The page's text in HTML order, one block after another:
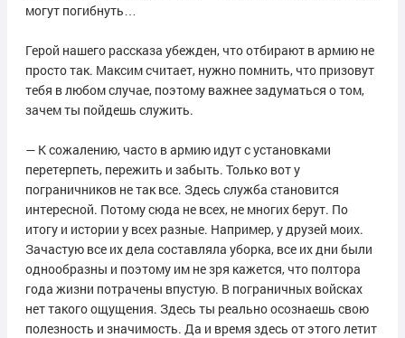
могут погибнуть…
Герой нашего рассказа убежден, что отбирают в армию не
просто так. Максим считает, нужно помнить, что призовут
тебя в любом случае, поэтому важнее задуматься о том,
зачем ты пойдешь служить.
— К сожалению, часто в армию идут с установками
перетерпеть, пережить и забыть. Только вот у
пограничников не так все. Здесь служба становится
интересной. Потому сюда не всех, не многих берут. По
итогу и истории у всех разные. Например, у друзей моих.
Зачастую все их дела составляла уборка, все их дни были
однообразны и поэтому им не зря кажется, что полтора
года жизни потрачены впустую. В пограничных войсках
нет такого ощущения. Здесь ты реально осознаешь свою
полезность и значимость. Да и время здесь от этого летит